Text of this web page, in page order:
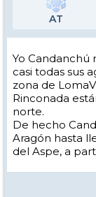
AT
Yo Candanchú
casi todas sus
zona de
Rinconada
norte.
De hecho
Aragón hasta
del Aspe, a